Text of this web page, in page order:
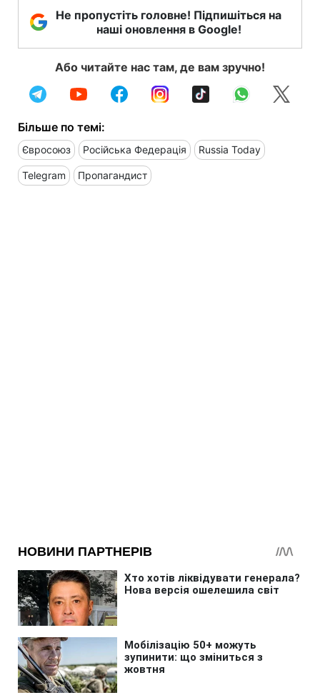
Не пропустіть головне! Підпишіться на
наші оновлення в Google!
Або читайте нас там, де вам зручно!
Більше по темі:
Євросоюз Російська Федерація Russia Today
Telegram Пропагандист